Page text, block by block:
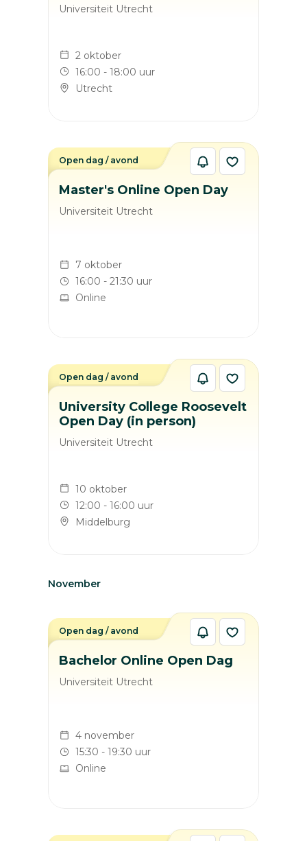
Universiteit Utrecht
2 oktober
16:00 - 18:00 uur
Utrecht
Master's Online Open Day
Universiteit Utrecht
7 oktober
16:00 - 21:30 uur
Online
Open dag / avond
University College Roosevelt
Open Day (in person)
Universiteit Utrecht
10 oktober
12:00 - 16:00 uur
Middelburg
Open dag / avond
November
Bachelor Online Open Dag
Universiteit Utrecht
4 november
15:30 - 19:30 uur
Online
Open dag / avond